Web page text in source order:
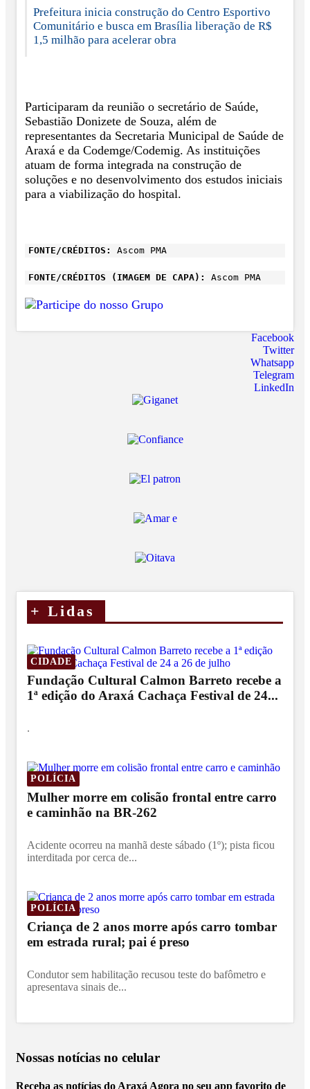
Prefeitura inicia construção do Centro Esportivo
Comunitário e busca em Brasília liberação de R$
1,5 milhão para acelerar obra
Participaram da reunião o secretário de Saúde,
Sebastião Donizete de Souza, além de
representantes da Secretaria Municipal de Saúde de
Araxá e da Codemge/Codemig. As instituições
atuam de forma integrada na construção de
soluções e no desenvolvimento dos estudos iniciais
para a viabilização do hospital.
FONTE/CRÉDITOS: Ascom PMA
FONTE/CRÉDITOS (IMAGEM DE CAPA): Ascom PMA
Facebook
Twitter
Whatsapp
Telegram
LinkedIn
+ Lidas
CIDADE
Fundação Cultural Calmon Barreto recebe a
1ª edição do Araxá Cachaça Festival de 24...
.
POLÍCIA
Mulher morre em colisão frontal entre carro
e caminhão na BR-262
Acidente ocorreu na manhã deste sábado (1º); pista ficou
interditada por cerca de...
POLÍCIA
Criança de 2 anos morre após carro tombar
em estrada rural; pai é preso
Condutor sem habilitação recusou teste do bafômetro e
apresentava sinais de...
Nossas notícias no celular
Receba as notícias do Araxá Agora no seu app favorito de